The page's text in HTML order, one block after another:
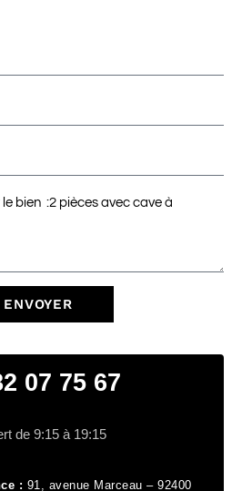
ENVOYER
07 75 67
de 9:15 à 19:15
: 91, avenue Marceau – 92400